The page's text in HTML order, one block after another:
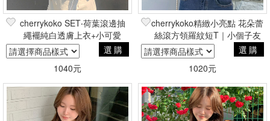
cherrykoko SET‧荷葉滾邊抽
繩襬純白透膚上衣+小可愛
選購
1040元
cherrykoko精緻小亮點 花朵蕾
絲滾方領羅紋短T｜小個子友
善
選購
1020元